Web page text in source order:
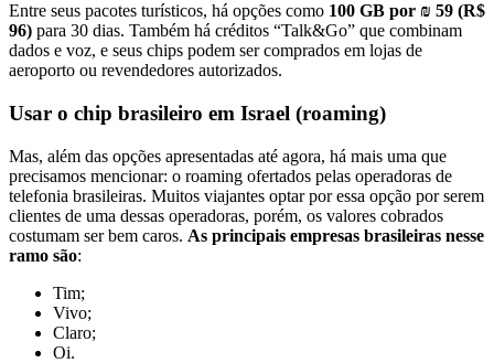
Entre seus pacotes turísticos, há opções como 100 GB por ₪ 59 (R$
96) para 30 dias. Também há créditos “Talk&Go” que combinam
dados e voz, e seus chips podem ser comprados em lojas de
aeroporto ou revendedores autorizados.
Usar o chip brasileiro em Israel (roaming)
Mas, além das opções apresentadas até agora, há mais uma que
precisamos mencionar: o roaming ofertados pelas operadoras de
telefonia brasileiras. Muitos viajantes optar por essa opção por serem
clientes de uma dessas operadoras, porém, os valores cobrados
costumam ser bem caros. As principais empresas brasileiras nesse
ramo são:
Tim;
Vivo;
Claro;
Oi.